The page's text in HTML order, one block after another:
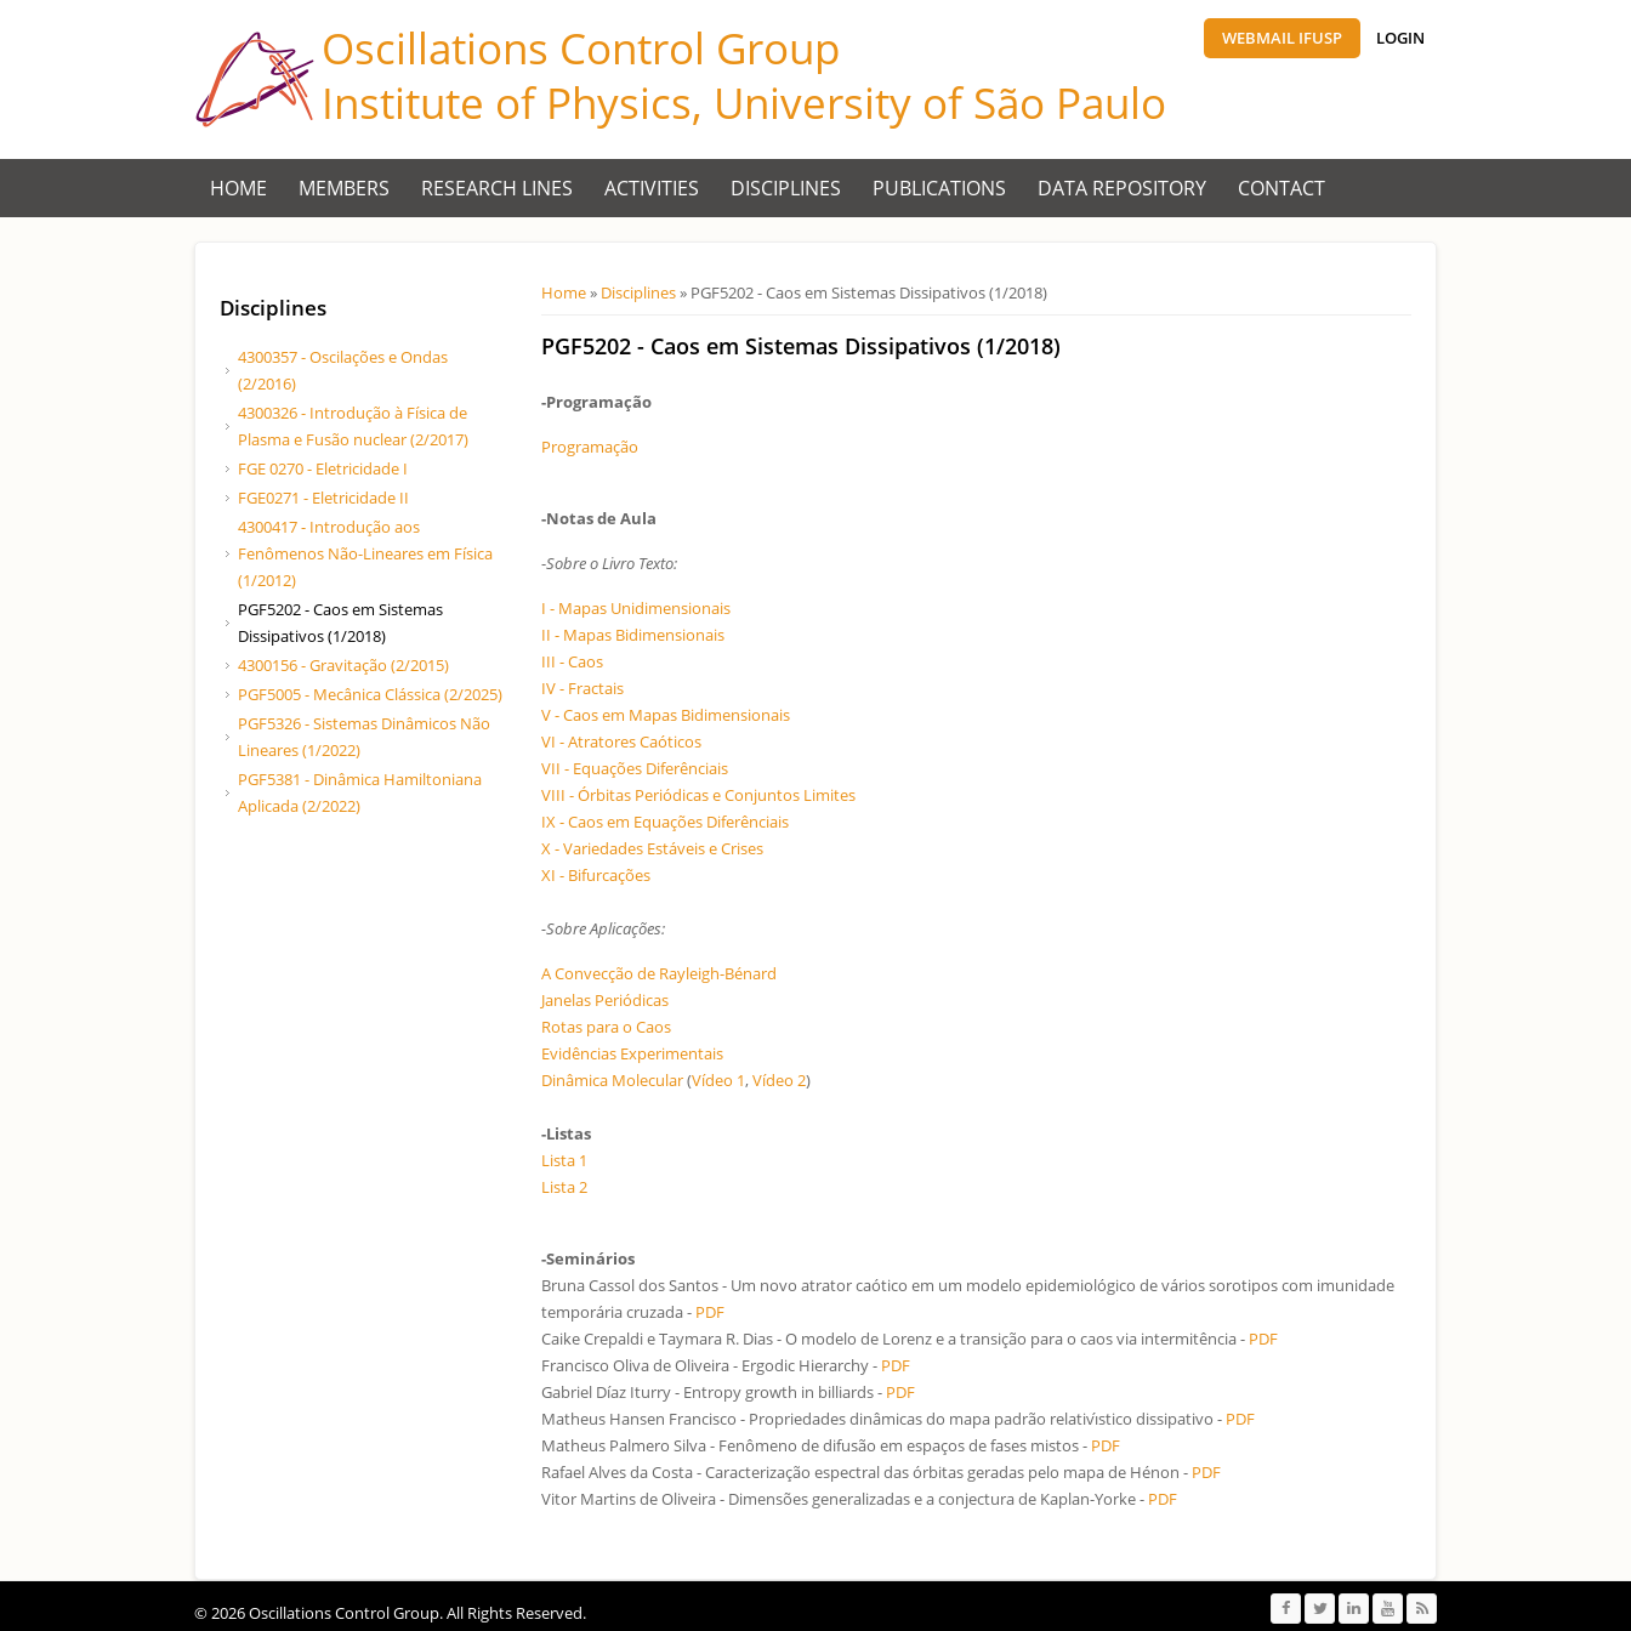
WEBMAIL IFUSP LOGIN
Oscillations Control Group
Institute of Physics, University of São Paulo
HOME MEMBERS RESEARCH LINES ACTIVITIES DISCIPLINES PUBLICATIONS DATA REPOSITORY CONTACT
Você está aqui
Home» Disciplines» PGF5202 - Caos em Sistemas Dissipativos (1/2018)
PGF5202 - Caos em Sistemas Dissipativos (1/2018)
-Programação
Programação
-Notas de Aula
-Sobre o Livro Texto:
I - Mapas Unidimensionais
II - Mapas Bidimensionais
III - Caos
IV - Fractais
V - Caos em Mapas Bidimensionais
VI - Atratores Caóticos
VII - Equações Diferênciais
VIII - Órbitas Periódicas e Conjuntos Limites
IX - Caos em Equações Diferênciais
X - Variedades Estáveis e Crises
XI - Bifurcações
-Sobre Aplicações:
A Convecção de Rayleigh-Bénard
Janelas Periódicas
Rotas para o Caos
Evidências Experimentais
Dinâmica Molecular(Vídeo 1,Vídeo 2)
-Listas
Lista 1
Lista 2
-Seminários
Bruna Cassol dos Santos - Um novo atrator caótico em um modelo epidemiológico de vários sorotipos com imunidade
temporária cruzada - PDF
Caike Crepaldi e Taymara R. Dias - O modelo de Lorenz e a transição para o caos via intermitência - PDF
Francisco Oliva de Oliveira - Ergodic Hierarchy - PDF
Gabriel Díaz Iturry - Entropy growth in billiards - PDF
Matheus Hansen Francisco - Propriedades dinâmicas do mapa padrão relativı́stico dissipativo - PDF
Matheus Palmero Silva - Fenômeno de difusão em espaços de fases mistos - PDF
Rafael Alves da Costa - Caracterização espectral das órbitas geradas pelo mapa de Hénon - PDF
Vitor Martins de Oliveira - Dimensões generalizadas e a conjectura de Kaplan-Yorke - PDF
Disciplines
4300357 - Oscilações e Ondas
(2/2016)
4300326 - Introdução à Física de
Plasma e Fusão nuclear (2/2017)
FGE 0270 - Eletricidade I
FGE0271 - Eletricidade II
4300417 - Introdução aos
Fenômenos Não-Lineares em Física
(1/2012)
PGF5202 - Caos em Sistemas
Dissipativos (1/2018)
4300156 - Gravitação (2/2015)
PGF5005 - Mecânica Clássica (2/2025)
PGF5326 - Sistemas Dinâmicos Não
Lineares (1/2022)
PGF5381 - Dinâmica Hamiltoniana
Aplicada (2/2022)
© 2026 Oscillations Control Group. All Rights Reserved.